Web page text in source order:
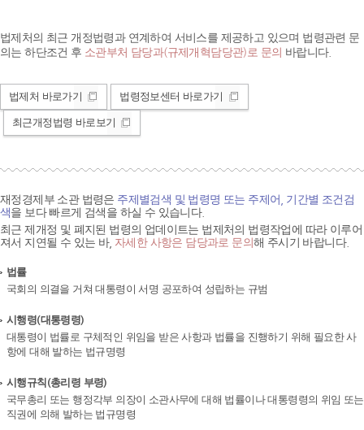
법제처의 최근 개정법령과 연계하여 서비스를 제공하고 있으며 법령관련 문
의는 하단조건 후 소관부처 담당과(규제개혁담당관)로 문의 바랍니다.
법제처 바로가기 법령정보센터 바로가기
최근개정법령 바로보기
재정경제부 소관 법령은 주제별검색 및 법령명 또는 주제어, 기간별 조건검
색을 보다 빠르게 검색을 하실 수 있습니다.
최근 제개정 및 폐지된 법령의 업데이트는 법제처의 법령작업에 따라 이루어
져서 지연될 수 있는 바, 자세한 사항은 담당과로 문의해 주시기 바랍니다.
법률
국회의 의결을 거쳐 대통령이 서명 공포하여 성립하는 규범
시행령(대통령령)
대통령이 법률로 구체적인 위임을 받은 사항과 법률을 진행하기 위해 필요한 사
항에 대해 발하는 법규명령
시행규칙(총리령 부령)
국무총리 또는 행정각부 의장이 소관사무에 대해 법률이나 대통령령의 위임 또는
직권에 의해 발하는 법규명령